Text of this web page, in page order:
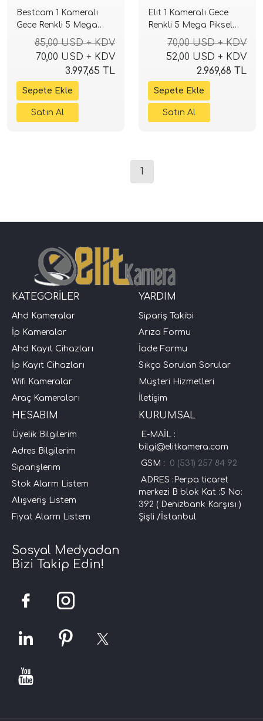
Bestcam 1 Kameralı
Gece Renkli 5 Mega
Piksel Sony Lensli 4K
Güvenlik Sistemi
85,00 USD + KDV
70,00 USD + KDV
3.997,65 TL
Elit 1 Kameralı Gece
Renkli 5 Mega Piksel
Sony Lensli 1080P Full
HD Güvenlik Sistemi
70,00 USD + KDV
52,00 USD + KDV
2.969,68 TL
1
KATEGORİLER
Ahd Kameralar
İp Kameralar
Ahd Kayıt Cihazları
İp Kayıt Cihazları
Wifi Kameralar
Araç Kameraları
YARDIM
Sipariş Takibi
Arıza Formu
İade Formu
Sıkça Sorulan Sorular
Müşteri Hizmetleri
İletişim
HESABIM
Üyelik Bilgilerim
Adres Bilgilerim
Siparişlerim
Stok Alarm Listem
Alışveriş Listem
Fiyat Alarm Listem
KURUMSAL
E-MAİL :
bilgi@elitkamera.com
GSM : 0 (531) 257 84 92
ADRES :Perpa ticaret
merkezi B blok Kat :5 No:
392 ( Denizbank Karşısı )
Şişli /İstanbul
Sosyal Medyadan
Bizi Takip Edin!